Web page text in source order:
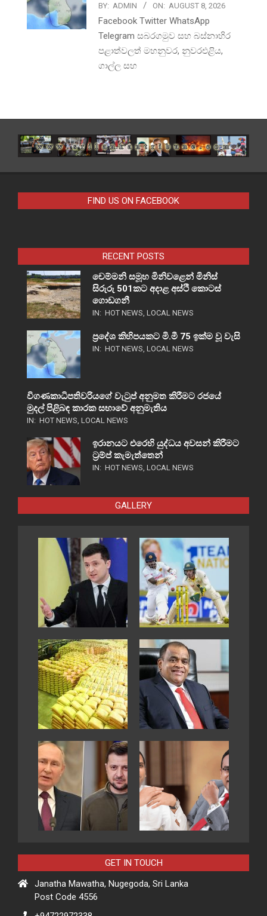
BY: ADMIN ON: AUGUST 8, 2026
Facebook Twitter WhatsApp
Telegram සබරගමුව සහ බස්නාහිර
පළාත්වලත් මහනුවර, නුවරඑළිය,
ගාල්ල සහ
FIND US ON FACEBOOK
RECENT POSTS
චෙම්මනි සමූහ මිනිවළෙන් මිනිස්
සිරුරු 501කට අදාළ අස්ථි කොටස්
ගොඩගනී
IN: HOT NEWS, LOCAL NEWS
ප්‍රදේශ කිහිපයකට මි.මී 75 ඉක්ම වූ වැසි
IN: HOT NEWS, LOCAL NEWS
විගණකාධිපතිවරියගේ වැටුප් අනුමත කිරීමට රජයේ
මුදල් පිළිබඳ කාරක සභාවේ අනුමැතිය
IN: HOT NEWS, LOCAL NEWS
ඉරානයට එරෙහි යුද්ධය අවසන් කිරීමට
ට්‍රම්ප් කැමැත්තෙන්
IN: HOT NEWS, LOCAL NEWS
GALLERY
GET IN TOUCH
Janatha Mawatha, Nugegoda, Sri Lanka
Post Code 4556